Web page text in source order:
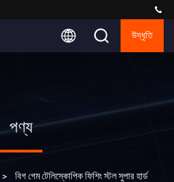
উদ্ধৃতি
পণ্য
> বিগ গেম টেলিস্কোপিক ফিশিং স্টল সুপার হার্ড